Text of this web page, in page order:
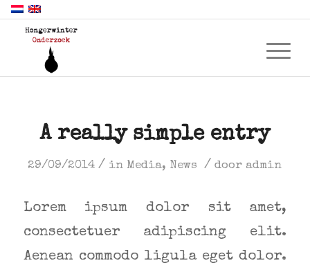
A really simple entry
29/09/2014 / in Media, News / door admin
Lorem ipsum dolor sit amet,
consectetuer adipiscing elit.
Aenean commodo ligula eget dolor.